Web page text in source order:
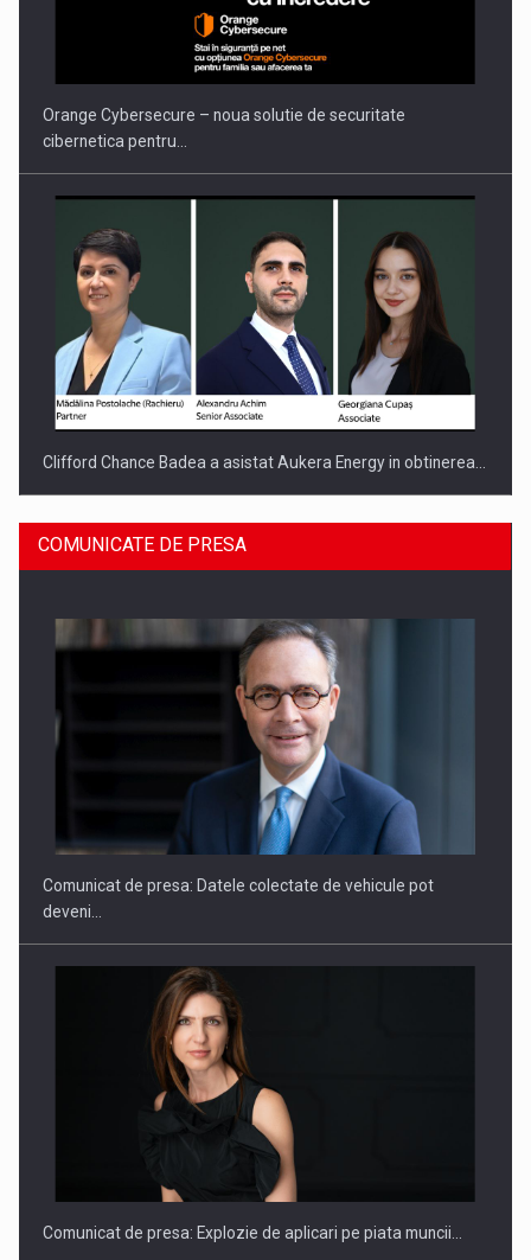
PUTTING ROMANIAN CORPORATE COMPANIES ON THE
INTERNATIONAL BUSINESS SCENE
Orange Cybersecure – noua solutie de securitate
cibernetica pentru…
Clifford Chance Badea a asistat Aukera Energy in obtinerea…
SAPTE PERSONALITATI DIN MEDIUL DE AFACERI, ACADEMIC
Hard Enduro Piatra Craiului 2026, fueled by benzinariile RO…
COMUNICATE DE PRESA
Comunicat de presa: Datele colectate de vehicule pot
deveni…
Comunicat de presa: Explozie de aplicari pe piata muncii…